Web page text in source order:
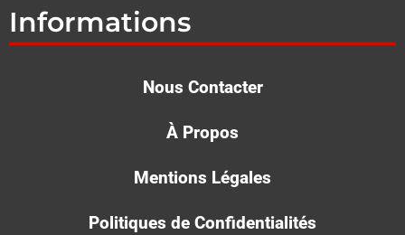
Informations
Nous Contacter
À Propos
Mentions Légales
Politiques de Confidentialités